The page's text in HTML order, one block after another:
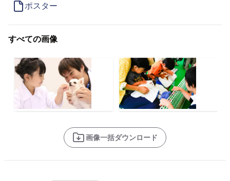
ポスター
すべての画像
画像一括ダウンロード